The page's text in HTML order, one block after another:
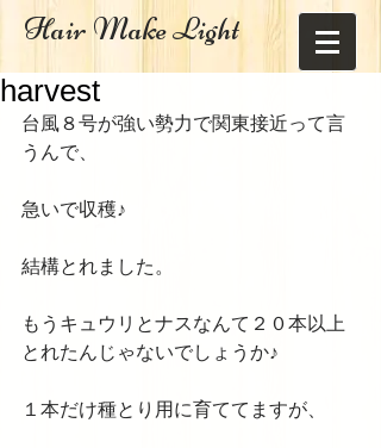
Hair Make Light
harvest
台風８号が強い勢力で関東接近って言
うんで、
急いで収穫♪
結構とれました。
もうキュウリとナスなんて２０本以上
とれたんじゃないでしょうか♪
１本だけ種とり用に育ててますが、